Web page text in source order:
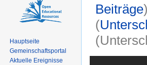
Beiträge)
(
Hauptseite
Gemeinschaftsportal
Aktuelle Ereignisse